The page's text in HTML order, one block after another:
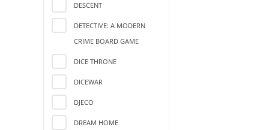
DESCENT
DETECTIVE: A MODERN
CRIME BOARD GAME
DICE THRONE
DICEWAR
DJECO
DREAM HOME